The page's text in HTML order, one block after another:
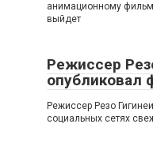
анимационному
выйдет
Режиссер
опубликовал
Режиссер Резо
социальных сетях